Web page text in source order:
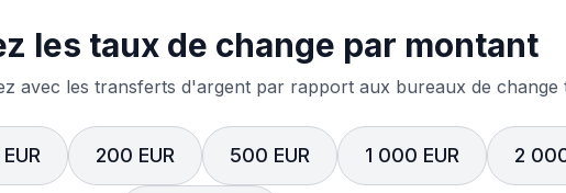
les taux de change par montant
avec les transferts d'argent par rapport aux bureaux de change
200 EUR 500 EUR 1 000 EUR 2